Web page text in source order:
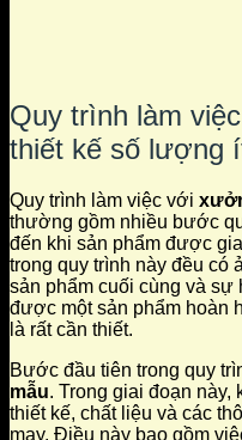
Quy trình làm
thiết kế số lượng
Quy trình làm việc với
thường gồm nhiều bước
đến khi sản phẩm được
trong quy trình này đều
sản phẩm cuối cùng và
được một sản phẩm hoàn
là rất cần thiết.
Bước đầu tiên trong quy
mẫu. Trong giai đoạn
thiết kế, chất liệu và các
may. Điều này bao gồm